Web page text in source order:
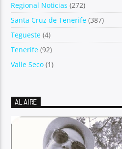
Regional Noticias (272)
Santa Cruz de Tenerife (387)
Tegueste (4)
Tenerife (92)
Valle Seco (1)
AL AIRE